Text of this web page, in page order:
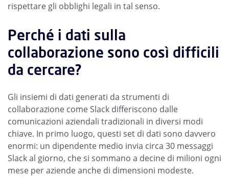
rispettare gli obblighi legali in tal senso.
Perché i dati sulla
collaborazione sono così difficili
da cercare?
Gli insiemi di dati generati da strumenti di
collaborazione come Slack differiscono dalle
comunicazioni aziendali tradizionali in diversi modi
chiave. In primo luogo, questi set di dati sono davvero
enormi: un dipendente medio invia circa 30 messaggi
Slack al giorno, che si sommano a decine di milioni ogni
mese per aziende anche di dimensioni modeste.